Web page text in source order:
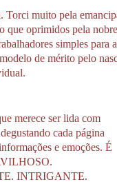
Torci muito pela
que oprimidos pela
simples para
de mérito pelo
merece ser lida com
cada página
e emoções. É
INTRIGANTE.